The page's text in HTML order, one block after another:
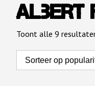
Albert
Toont alle 9